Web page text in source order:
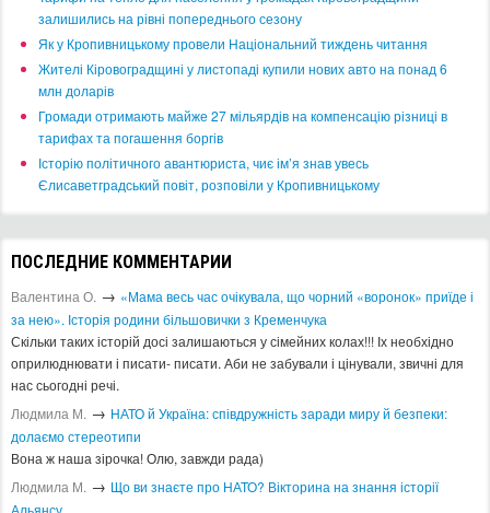
залишились на рівні попереднього сезону
​Як у Кропивницькому провели Національний тиждень читання
​Жителі Кіровоградщині у листопаді купили нових авто на понад 6
млн доларів
​Громади отримають майже 27 мільярдів на компенсацію різниці в
тарифах та погашення боргів
Історію політичного авантюриста, чиє ім’я знав увесь
Єлисаветградський повіт, розповіли у Кропивницькому
ПОСЛЕДНИЕ КОММЕНТАРИИ
Валентина О. → «Мама весь час очікувала, що чорний «воронок» приїде і
за нею». Історія родини більшовички з Кременчука
Скільки таких історій досі залишаються у сімейних колах!!! Іх необхідно
оприлюднювати і писати- писати. Аби не забували і цінували, звичні для
нас сьогодні речі.
Людмила М. → ​НАТО й Україна: співдружність заради миру й безпеки:
долаємо стереотипи
Вона ж наша зірочка! Олю, завжди рада)
Людмила М. → Що ви знаєте про НАТО? Вікторина на знання історії